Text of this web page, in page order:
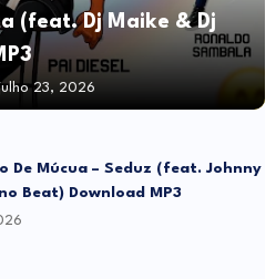
(feat. Dj Maike & Dj
23, 2026
De Múcua – Seduz (feat. Johnny
Beat) Download MP3